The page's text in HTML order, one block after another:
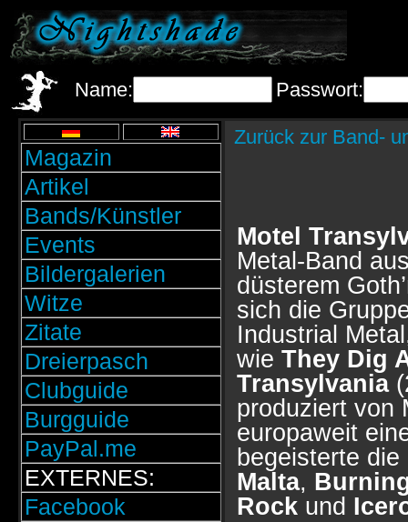
Name: Passwort:
Magazin
Artikel
Bands/Künstler
Events
Bildergalerien
Witze
Zitate
Dreierpasch
Clubguide
Burgguide
PayPal.me
EXTERNES:
Facebook
Zurück zur Band-
Motel
Metal-Band
düsterem
sich die
Industrial
wie They Dig
Transylvania
produziert von
europaweit
begeisterte
Malta,
Rockund